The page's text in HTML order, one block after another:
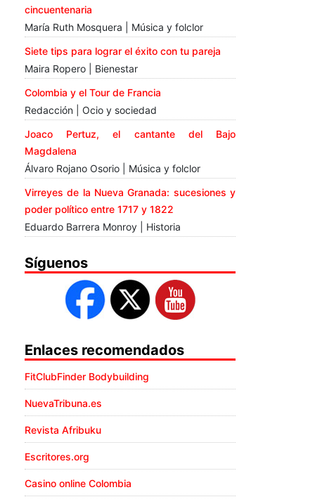
cincuentenaria
María Ruth Mosquera | Música y folclor
Siete tips para lograr el éxito con tu pareja
Maira Ropero | Bienestar
Colombia y el Tour de Francia
Redacción | Ocio y sociedad
Joaco Pertuz, el cantante del Bajo
Magdalena
Álvaro Rojano Osorio | Música y folclor
Virreyes de la Nueva Granada: sucesiones y
poder político entre 1717 y 1822
Eduardo Barrera Monroy | Historia
Síguenos
Enlaces recomendados
FitClubFinder Bodybuilding
NuevaTribuna.es
Revista Afribuku
Escritores.org
Casino online Colombia